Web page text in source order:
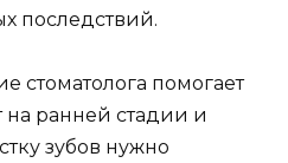
последствий.
стоматолога помогает
на ранней стадии и
зубов нужно